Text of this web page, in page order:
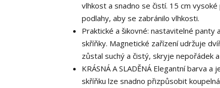
vlhkost a snadno se čistí. 15 cm
podlahy, aby se zabránilo vlhkosti.
Praktické a šikovné: nastavitelné
skříňky. Magnetické zařízení udržuje
zůstal suchý a čistý, skryje nepořádek
KRÁSNÁ A SLADĚNÁ Elegantní barva
skříňku lze snadno přizpůsobit